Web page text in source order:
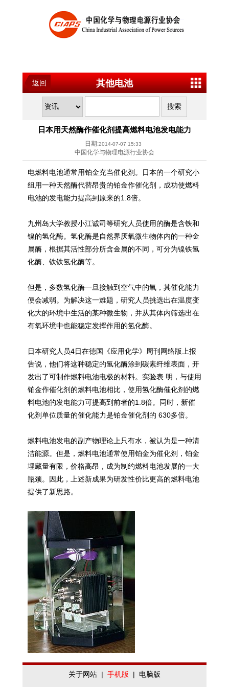
返回 其他电池
日本用天然酶作催化剂提高燃料电池发电能力
日期:2014-07-07 15:33
中国化学与物理电源行业协会
电燃料电池通常用铂金充当催化剂。日本的一个研究小
组用一种天然酶代替昂贵的铂金作催化剂，成功使燃料
电池的发电能力提高到原来的1.8倍。
九州岛大学教授小江诚司等研究人员使用的酶是含铁和
镍的氢化酶。氢化酶是自然界厌氧微生物体内的一种金
属酶，根据其活性部分所含金属的不同，可分为镍铁氢
化酶、铁铁氢化酶等。
但是，多数氢化酶一旦接触到空气中的氧，其催化能力
便会减弱。为解决这一难题，研究人员挑选出在温度变
化大的环境中生活的某种微生物，并从其体内筛选出在
有氧环境中也能稳定发挥作用的氢化酶。
日本研究人员4日在德国《应用化学》周刊网络版上报
告说，他们将这种稳定的氢化酶涂到碳素纤维表面，开
发出了可制作燃料电池电极的材料。实验表 明，与使用
铂金作催化剂的燃料电池相比，使用氢化酶催化剂的燃
料电池的发电能力可提高到前者的1.8倍。同时，新催
化剂单位质量的催化能力是铂金催化剂的 630多倍。
燃料电池发电的副产物理论上只有水，被认为是一种清
洁能源。但是，燃料电池通常使用铂金为催化剂，铂金
埋藏量有限，价格高昂，成为制约燃料电池发展的一大
瓶颈。因此，上述新成果为研发性价比更高的燃料电池
提供了新思路。
关于网站 | 手机版 | 电脑版